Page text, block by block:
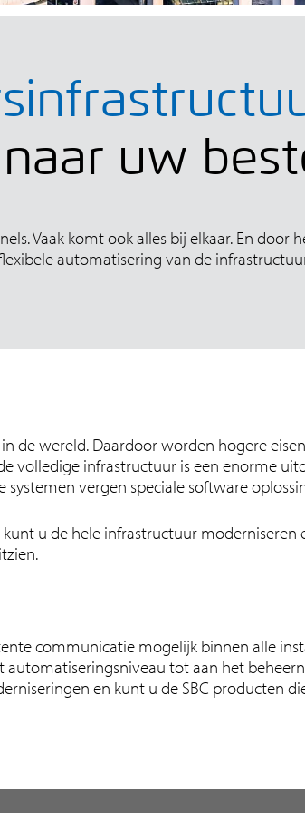
uw
Vaak komt ook alles bij elkaar. En
automatisering van de
wereld. Daardoor worden hogere
volledige infrastructuur is een enorme
vergen speciale software
u de hele infrastructuur
communicatie mogelijk binnen alle
tot aan het
en kunt u de SBC producten